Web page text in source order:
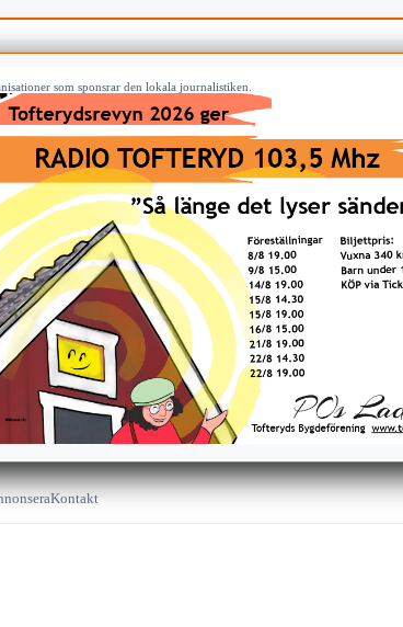
som sponsrar den lokala journalistiken.
Kontakt